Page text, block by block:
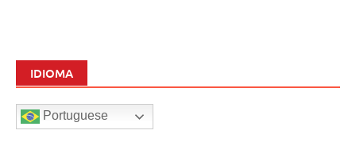
IDIOMA
Portuguese